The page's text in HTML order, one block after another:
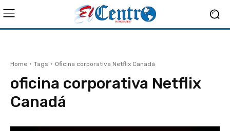
Home Tags Oficina corporativa Netflix Canadá
oficina corporativa Netflix
Canadá